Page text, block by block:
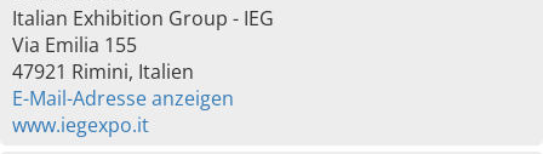
Italian Exhibition Group - IEG
Via Emilia 155
47921 Rimini, Italien
E-Mail-Adresse anzeigen
www.iegexpo.it